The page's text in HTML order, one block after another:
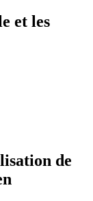
et les
de